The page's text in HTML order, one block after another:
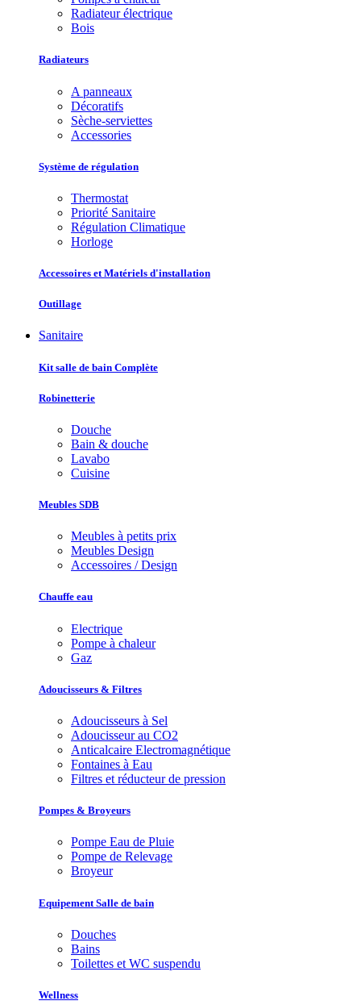
Radiateur électrique
Bois
Radiateurs
A panneaux
Décoratifs
Sèche-serviettes
Accessories
Système de régulation
Thermostat
Priorité Sanitaire
Régulation Climatique
Horloge
Accessoires et Matériels d'installation
Outillage
Sanitaire
Kit salle de bain Complète
Robinetterie
Douche
Bain & douche
Lavabo
Cuisine
Meubles SDB
Meubles à petits prix
Meubles Design
Accessoires / Design
Chauffe eau
Electrique
Pompe à chaleur
Gaz
Adoucisseurs & Filtres
Adoucisseurs à Sel
Adoucisseur au CO2
Anticalcaire Electromagnétique
Fontaines à Eau
Filtres et réducteur de pression
Pompes & Broyeurs
Pompe Eau de Pluie
Pompe de Relevage
Broyeur
Equipement Salle de bain
Douches
Bains
Toilettes et WC suspendu
Wellness